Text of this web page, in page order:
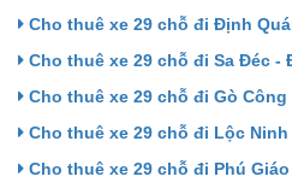
Cho thuê xe 29 chỗ đi Định
Cho thuê xe 29 chỗ đi Sa Đéc -
Cho thuê xe 29 chỗ đi Gò Công
Cho thuê xe 29 chỗ đi Lộc
Cho thuê xe 29 chỗ đi Phú